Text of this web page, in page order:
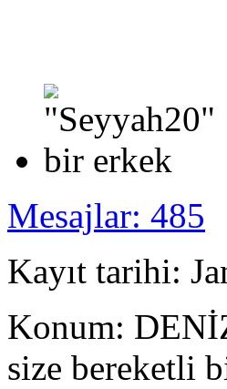
Mesajlar: 485
Kayıt tarihi:
Konum:
size bereketli